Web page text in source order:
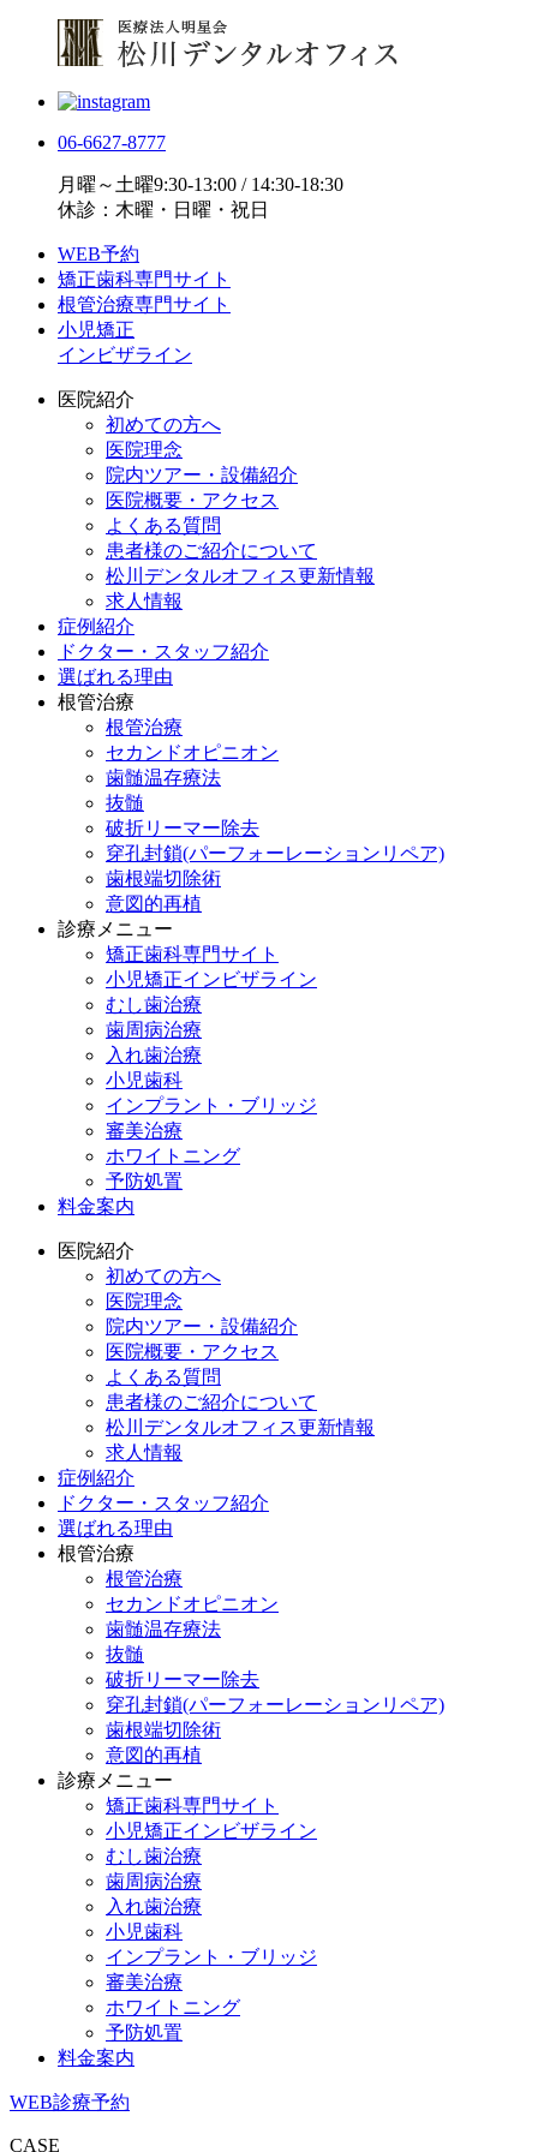
06-6627-8777
月曜～土曜9:30-13:00 / 14:30-18:30
休診：木曜・日曜・祝日
WEB予約
矯正歯科専門サイト
根管治療専門サイト
小児矯正
インビザライン
医院紹介
初めての方へ
医院理念
院内ツアー・設備紹介
医院概要・アクセス
よくある質問
患者様のご紹介について
松川デンタルオフィス更新情報
求人情報
症例紹介
ドクター・スタッフ紹介
選ばれる理由
根管治療
根管治療
セカンドオピニオン
歯髄温存療法
抜髄
破折リーマー除去
穿孔封鎖(パーフォーレーションリペア)
歯根端切除術
意図的再植
診療メニュー
矯正歯科専門サイト
小児矯正インビザライン
むし歯治療
歯周病治療
入れ歯治療
小児歯科
インプラント・ブリッジ
審美治療
ホワイトニング
予防処置
料金案内
医院紹介
初めての方へ
医院理念
院内ツアー・設備紹介
医院概要・アクセス
よくある質問
患者様のご紹介について
松川デンタルオフィス更新情報
求人情報
症例紹介
ドクター・スタッフ紹介
選ばれる理由
根管治療
根管治療
セカンドオピニオン
歯髄温存療法
抜髄
破折リーマー除去
穿孔封鎖(パーフォーレーションリペア)
歯根端切除術
意図的再植
診療メニュー
矯正歯科専門サイト
小児矯正インビザライン
むし歯治療
歯周病治療
入れ歯治療
小児歯科
インプラント・ブリッジ
審美治療
ホワイトニング
予防処置
料金案内
WEB診療予約
CASE